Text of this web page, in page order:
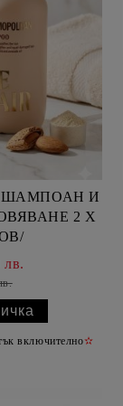
ШАМПОАН И
2 Х
лв.
включително✫